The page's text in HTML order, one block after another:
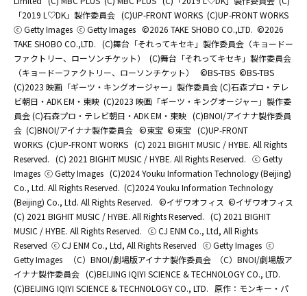
「2019 L♡DK」製作委員会 (C)UP-FRONT WORKS (C)UP-FRONT WORKS
ⓒ Getty Images ⓒ Getty Images ©2026 TAKE SHOBO CO.,LTD. ©2026
TAKE SHOBO CO.,LTD. (C)舞台「それってキセキ」製作委員会（キョードー
ファクトリー、ローソンチケット）
(C)舞台「それってキセキ」製作委員会
（キョードーファクトリー、ローソンチケット）
©BS-TBS ©BS-TBS
(C)2023 映画「ギーツ・キングオージャー」製作委員会 (C)石森プロ・テレ
ビ朝日・ADK EM・東映 (C)2023 映画「ギーツ・キングオージャー」製作委
員会 (C)石森プロ・テレビ朝日・ADK EM・東映 (C)BNOI/アイナナ製作委員
会 (C)BNOI/アイナナ製作委員会 ©東宝 ©東宝 (C)UP-FRONT
WORKS (C)UP-FRONT WORKS (C) 2021 BIGHIT MUSIC / HYBE. All Rights
Reserved. (C) 2021 BIGHIT MUSIC / HYBE. All Rights Reserved. ⓒ Getty
Images ⓒ Getty Images (C)2024 Youku Information Technology (Beijing)
Co., Ltd. All Rights Reserved. (C)2024 Youku Information Technology
(Beijing) Co., Ltd. All Rights Reserved. ©イザワオフィス ©イザワオフィス
(C) 2021 BIGHIT MUSIC / HYBE. All Rights Reserved. (C) 2021 BIGHIT
MUSIC / HYBE. All Rights Reserved. ⓒ CJ ENM Co., Ltd, All Rights
Reserved ⓒ CJ ENM Co., Ltd, All Rights Reserved ⓒ Getty Images ⓒ
Getty Images
（C）BNOI/劇場版アイナナ製作委員会
（C）BNOI/劇場版ア
イナナ製作委員会 (C)BEIJING IQIYI SCIENCE & TECHNOLOGY CO., LTD.
(C)BEIJING IQIYI SCIENCE & TECHNOLOGY CO., LTD.
原作：モンキー・パ